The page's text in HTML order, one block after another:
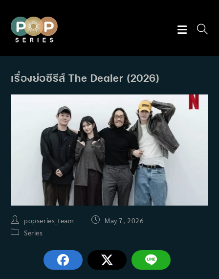
content
เรื่องย่อซีรีส์ The Dealer (2026)
Post
author:
popseries_team
PostMay 7, 2026
PostSeries